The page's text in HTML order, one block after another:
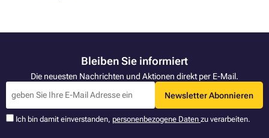
Bleiben Sie informiert
Die neuesten Nachrichten und Aktionen direkt per E-Mail.
Newsletter Abonnieren
Ich bin damit einverstanden, personenbezogene Daten zu verarbeiten.